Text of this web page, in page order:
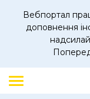
Вебпортал
доповнення